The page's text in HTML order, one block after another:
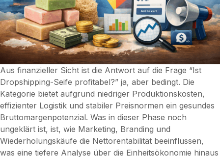
Aus finanzieller Sicht ist die Antwort auf die Frage “Ist
Dropshipping-Seife profitabel?” ja, aber bedingt. Die
Kategorie bietet aufgrund niedriger Produktionskosten,
effizienter Logistik und stabiler Preisnormen ein gesundes
Bruttomargenpotenzial. Was in dieser Phase noch
ungeklärt ist, ist, wie Marketing, Branding und
Wiederholungskäufe die Nettorentabilität beeinflussen,
was eine tiefere Analyse über die Einheitsökonomie hinaus